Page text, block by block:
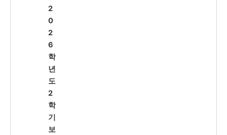
2
0
2
6
학
년
도
2
학
기
보